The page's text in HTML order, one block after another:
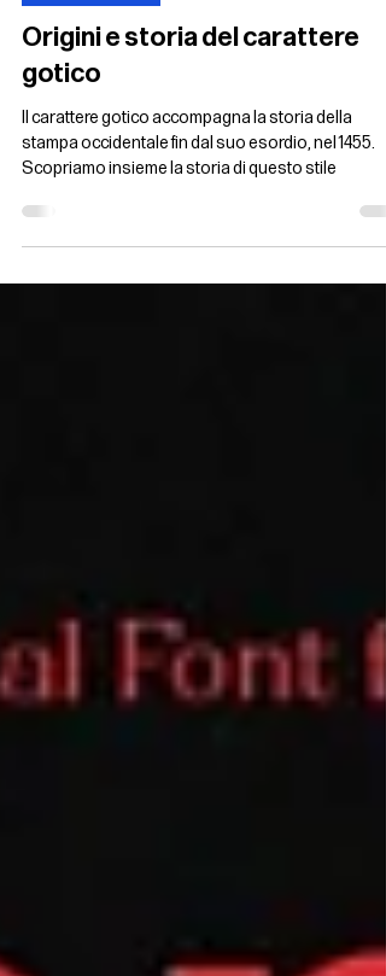
Tempo di lettura: 4 min
Storia tipografica
Origini e storia del carattere
gotico
Il carattere gotico accompagna la storia della
stampa occidentale fin dal suo esordio, nel 1455.